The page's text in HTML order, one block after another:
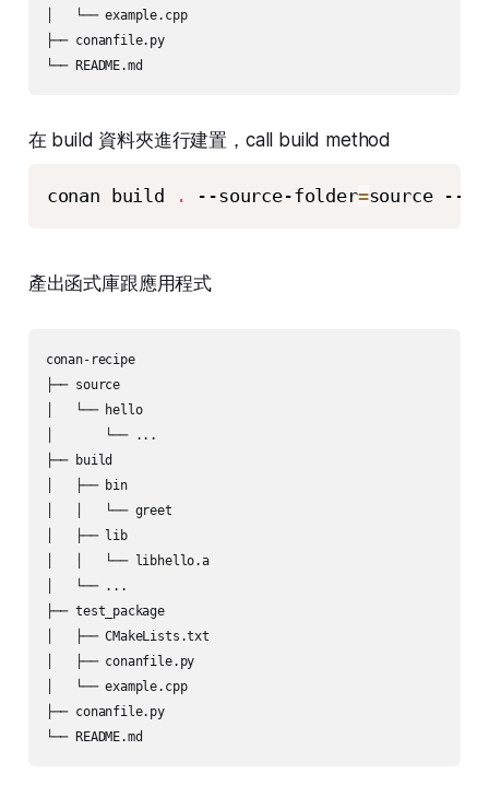
│   └── example.cpp
├── conanfile.py
在 build 資料夾進行建置，call build method
conan build . --source-folder=source --
產出函式庫跟應用程式
conan-recipe
├── source
│   └── hello
│       └── ...
├── build
│   ├── bin
│   │   └── greet
│   ├── lib
│   │   └── libhello.a
│   └── ...
├── test_package
│   ├── CMakeLists.txt
│   ├── conanfile.py
│   └── example.cpp
├── conanfile.py